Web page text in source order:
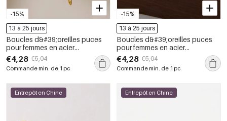
-15%
13 à 25 jours
Boucles d&#39;oreilles puces
pour femmes en acier
inoxydable doré, forme serpent,
étanches, ornées de strass
€4,28 €5,04
Commande min. de 1 pc
-15%
13 à 25 jours
Boucles d&#39;oreilles puces
pour femmes en acier
inoxydable étanche, couleur or,
en forme de C, avec zircon.
€4,28 €5,04
Commande min. de 1 pc
Entrepôt en Chine Entrepôt en Chine